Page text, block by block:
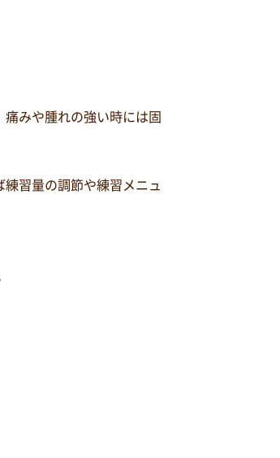
みや腫れの強い時には固
習量の調節や練習メニュ